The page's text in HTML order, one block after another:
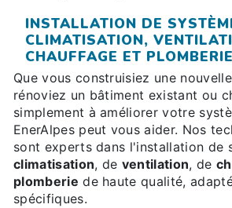
INSTALLATION DE
CLIMATISATION,
CHAUFFAGE ET PLOMBERIE
Que vous construisiez une
rénoviez un bâtiment existant ou
simplement à améliorer votre
EnerAlpes peut vous aider. Nos
sont experts dans l'installation de
climatisation, de ventilation, de
plomberie de haute qualité,
spécifiques.